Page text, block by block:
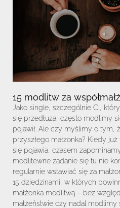
15 modlitw za
Jako single, szczególnie Ci,
się przedłuża, często modlimy
pojawił. Ale czy myślimy o tym,
przyszłego małżonka? Kiedy
się pojawia, czasem
modlitewne zadanie się tu nie
regularnie wstawiać się za
15 dziedzinami, w których
małżonka modlitwą – bez
małżeństwie czy nadal modlimy